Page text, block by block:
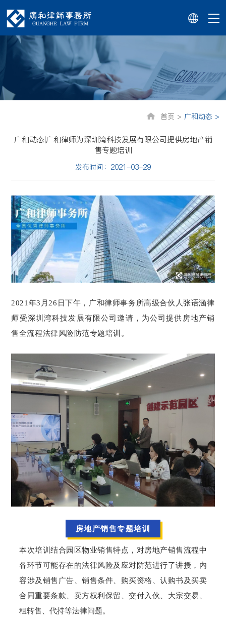
首页 > 广和动态 >
广和动态|广和律师为深圳湾科技发展有限公司提供房地产销
售专题培训
发布时间：2021-03-29
2021年3月26日下午，广和律师事务所高级合伙人张语涵律
师受深圳湾科技发展有限公司邀请，为公司提供房地产销
售全流程法律风险防范专题培训。
房地产销售专题培训
本次培训结合园区物业销售特点，对房地产销售流程中
各环节可能存在的法律风险及应对防范进行了讲授，内
容涉及销售广告、销售条件、购买资格、认购书及买卖
合同重要条款、卖方权利保留、交付入伙、大宗交易、
租转售、代持等法律问题。